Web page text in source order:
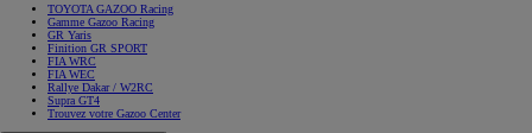
TOYOTA GAZOO Racing
Gamme Gazoo Racing
GR Yaris
Finition GR SPORT
FIA WRC
FIA WEC
Rallye Dakar / W2RC
Supra GT4
Trouvez votre Gazoo Center